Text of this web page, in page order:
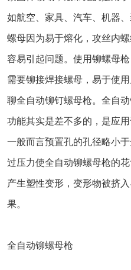
如航空、家具、汽车、机器
螺母因为易于熔化，攻丝内
容易引起问题。使用铆螺母
需要铆接焊接螺母，易于使
聊全自动铆钉螺母枪。全自
功能其实是差不多的，是应
一般而言预置孔的孔径略小
过压力使全自动铆螺母枪的
产生塑性变形，变形物被挤
果。
全自动铆螺母枪